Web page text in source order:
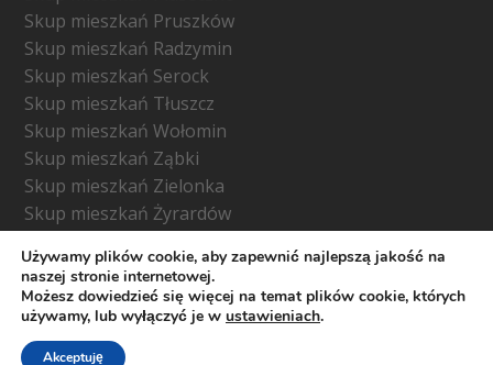
Skup mieszkań Pruszków
Skup mieszkań Radzymin
Skup mieszkań Serock
Skup mieszkań Tłuszcz
Skup mieszkań Wołomin
Skup mieszkań Ząbki
Skup mieszkań Zielonka
Skup mieszkań Żyrardów
Używamy plików cookie, aby zapewnić najlepszą jakość na
naszej stronie internetowej.
Możesz dowiedzieć się więcej na temat plików cookie, których
używamy, lub wyłączyć je w ustawieniach.
Akceptuję